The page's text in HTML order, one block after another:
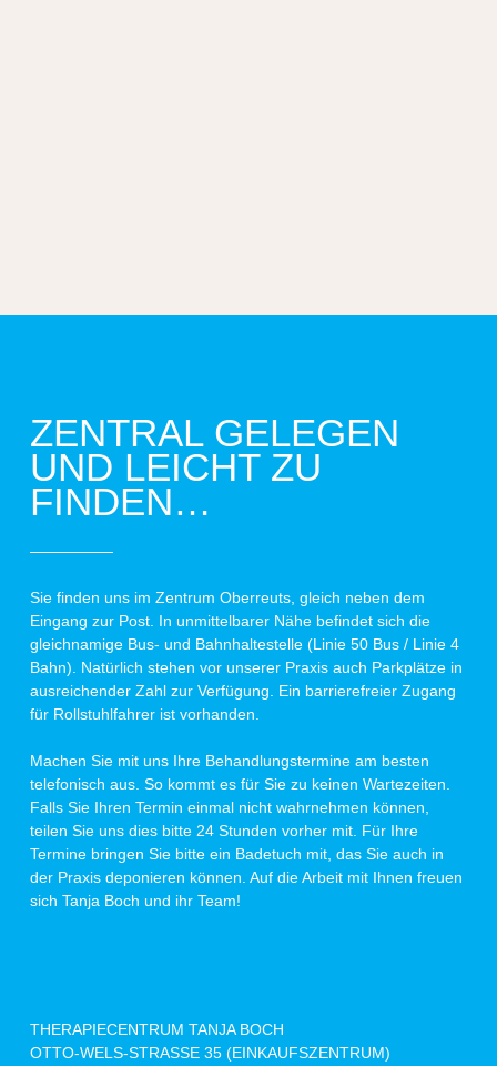
ZENTRAL GELEGEN
UND LEICHT ZU
FINDEN…
Sie finden uns im Zentrum Oberreuts, gleich neben dem
Eingang zur Post. In unmittelbarer Nähe befindet sich die
gleichnamige Bus- und Bahnhaltestelle (Linie 50 Bus / Linie 4
Bahn). Natürlich stehen vor unserer Praxis auch Parkplätze in
ausreichender Zahl zur Verfügung. Ein barrierefreier Zugang
für Rollstuhlfahrer ist vorhanden.
Machen Sie mit uns Ihre Behandlungstermine am besten
telefonisch aus. So kommt es für Sie zu keinen Wartezeiten.
Falls Sie Ihren Termin einmal nicht wahrnehmen können,
teilen Sie uns dies bitte 24 Stunden vorher mit. Für Ihre
Termine bringen Sie bitte ein Badetuch mit, das Sie auch in
der Praxis deponieren können. Auf die Arbeit mit Ihnen freuen
sich Tanja Boch und ihr Team!
THERAPIECENTRUM TANJA BOCH
OTTO-WELS-STRASSE 35 (EINKAUFSZENTRUM)